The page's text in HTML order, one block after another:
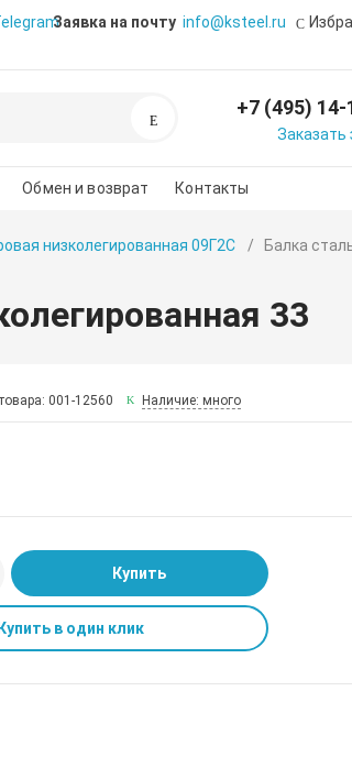
Заявка на почту info@ksteel.ru
Поиск +7 (495)
Заказать
Обмен и возврат Контакты
низколегированная 09Г2С
Балка
33
001-12560 Наличие: много
Купить
Купить в один клик